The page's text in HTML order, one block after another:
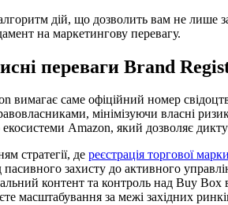
дій, що дозволить вам не лише
на маркетингову перевагу.
переваги Brand
вимагає саме офіційний номер
мінімізуючи власні
Amazon, який дозволяє
стратегії, де реєстрація торгової
пасивного захисту до активного
контент та контроль над Buy
масштабування за межі західних